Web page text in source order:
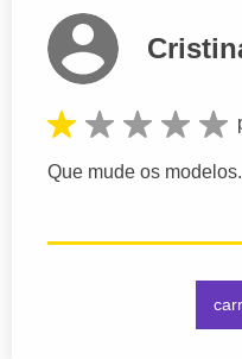
Que mude os